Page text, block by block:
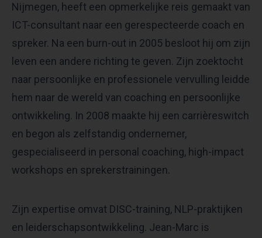
Nijmegen, heeft een opmerkelijke reis gemaakt van
ICT-consultant naar een gerespecteerde coach en
spreker. Na een burn-out in 2005 besloot hij om zijn
leven een andere richting te geven. Zijn zoektocht
naar persoonlijke en professionele vervulling leidde
hem naar de wereld van coaching en persoonlijke
ontwikkeling. In 2008 maakte hij een carrièreswitch
en begon als zelfstandig ondernemer,
gespecialiseerd in personal coaching, high-impact
workshops en sprekerstrainingen.
Zijn expertise omvat DISC-training, NLP-praktijken
en leiderschapsontwikkeling. Jean-Marc is